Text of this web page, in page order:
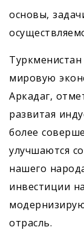
основы,
мировую
Аркадаг,
развитая
более
улучшаются
нашего
инвестиции
отрасль.